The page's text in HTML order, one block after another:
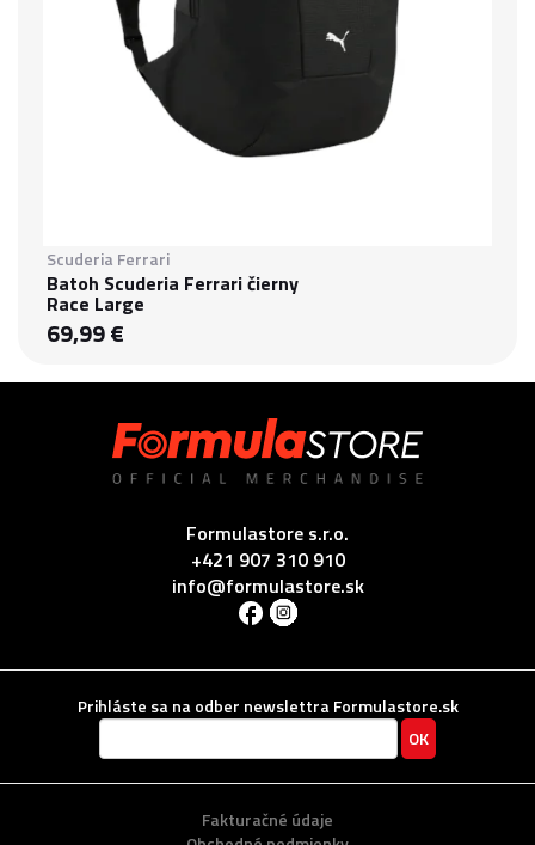
Scuderia Ferrari
Batoh Scuderia Ferrari čierny
Race Large
69,99 €
Formulastore s.r.o.
+421 907 310 910
info@formulastore.sk
Prihláste sa na odber newslettra Formulastore.sk
Fakturačné údaje